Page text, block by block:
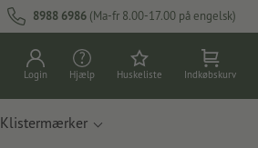
8988 6986 (Ma-fr 8.00-17.00 på engelsk)
Login Hjælp Huskeliste Indkøbskurv
Klistermærker